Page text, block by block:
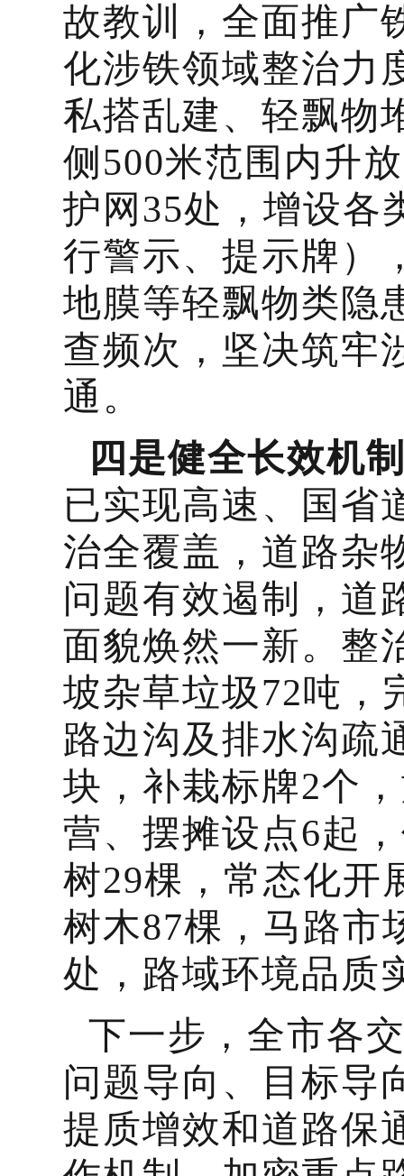
故教训，全面推广
化涉铁领域整治力
私搭乱建、轻飘物
侧500米范围内升
护网35处，增设各
行警示、提示牌）
地膜等轻飘物类隐
查频次，坚决筑牢
通。
四是健全长效机
已实现高速、国省
治全覆盖，道路杂
问题有效遏制，道
面貌焕然一新。整
坡杂草垃圾72吨，
路边沟及排水沟疏
块，补栽标牌2个
营、摆摊设点6起
树29棵，常态化开
树木87棵，马路市
处，路域环境品质
下一步，全市各
问题导向、目标导
提质增效和道路保